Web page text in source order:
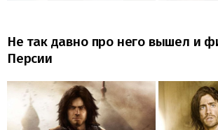
Не так давно про него вышел и
Персии